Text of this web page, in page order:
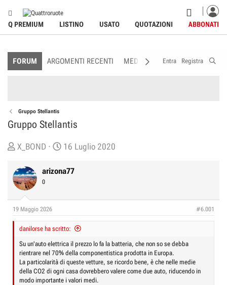
Q PREMIUM LISTINO USATO QUOTAZIONI ABBONATI
FORUM ARGOMENTI RECENTI MEDIA MEMBRI
Entra Registra
Gruppo Stellantis
Gruppo Stellantis
C
e
a
o
e
D
s
c
X_BOND
D
t
n
i
z
i
o
16 Luglio 2020
arizona77
0
19 Maggio 2026 #6.001
danilorse ha scritto:
Su un'auto elettrica il prezzo lo fa la batteria, che non so se debba
rientrare nel 70% della componentistica prodotta in Europa.
La particolarità di queste vetture, se ricordo bene, è che nelle medie
della CO2 di ogni casa dovrebbero valere come due auto, riducendo in
modo importante i valori medi.